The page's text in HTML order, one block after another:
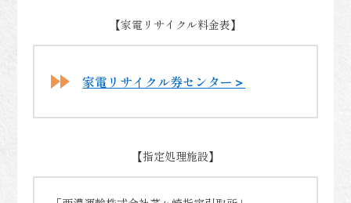
【家電リサイクル料金表】
家電リサイクル券センター＞
【指定処理施設】